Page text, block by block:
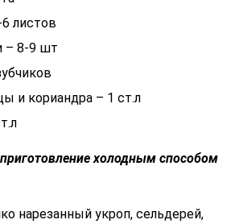
листов
– 8-9 шт
и кориандра – 1 ст.л
холодным способом
нарезанный укроп, сельдерей,